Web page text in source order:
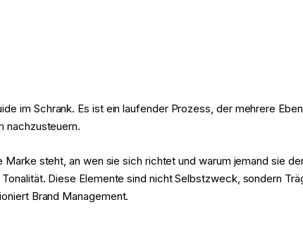
im Schrank. Es ist ein laufender Prozess, der mehrere
nachzusteuern.
steht, an wen sie sich richtet und warum jemand sie
Diese Elemente sind nicht Selbstzweck, sondern
Brand Management.